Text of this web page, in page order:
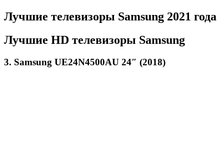
Лучшие телевизоры Samsung 2021 года
Лучшие HD телевизоры Samsung
3. Samsung UE24N4500AU 24″ (2018)